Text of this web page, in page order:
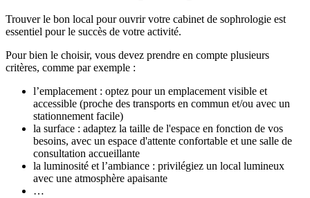
Trouver le bon local pour ouvrir votre cabinet de sophrologie est
essentiel pour le succès de votre activité.
Pour bien le choisir, vous devez prendre en compte plusieurs
critères, comme par exemple :
l’emplacement : optez pour un emplacement visible et
accessible (proche des transports en commun et/ou avec un
stationnement facile)
la surface : adaptez la taille de l'espace en fonction de vos
besoins, avec un espace d'attente confortable et une salle de
consultation accueillante
la luminosité et l’ambiance : privilégiez un local lumineux
avec une atmosphère apaisante
…